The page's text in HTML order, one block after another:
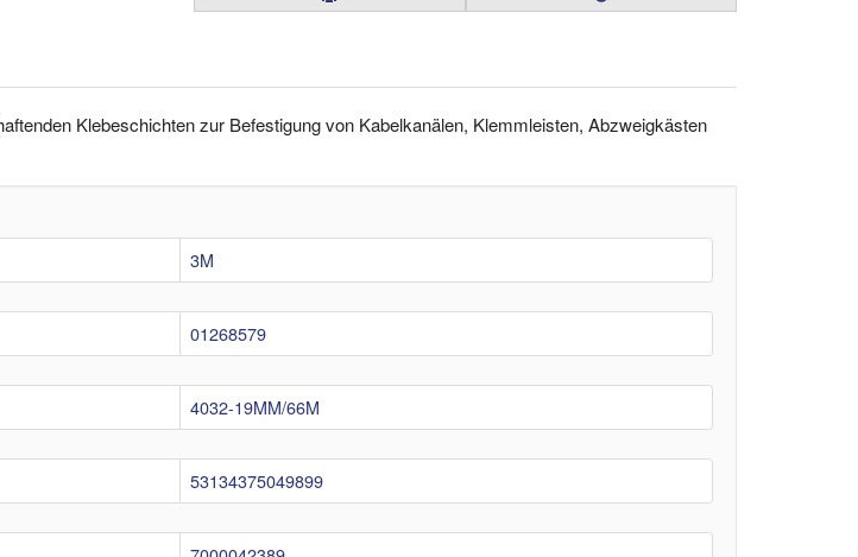
Klebeschichten zur Befestigung von Kabelkanälen, Klemmleisten, Abzweigkästen
3M
01268579
4032-19MM/66M
53134375049899